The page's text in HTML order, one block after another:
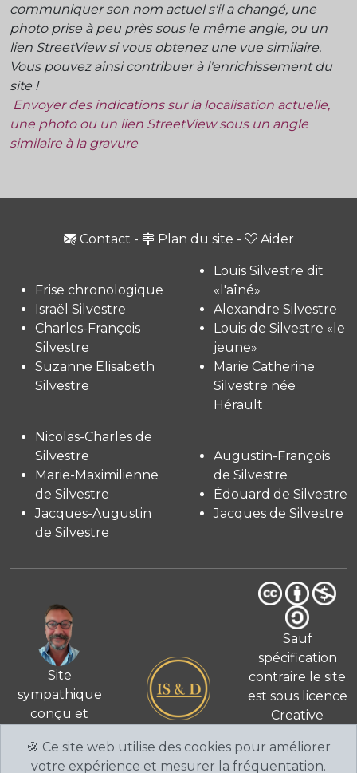
communiquer son nom actuel s'il a changé, une
photo prise à peu près sous le même angle, ou un
lien StreetView si vous obtenez une vue similaire.
Vous pouvez ainsi contribuer à l'enrichissement du
site !
Envoyer des indications sur la localisation actuelle,
une photo ou un lien StreetView sous un angle
similaire à la gravure
Contact - Plan du site - Aider
Frise chronologique
Israël Silvestre
Charles-François
Silvestre
Suzanne Elisabeth
Silvestre
Louis Silvestre dit
«l'aîné»
Alexandre Silvestre
Louis de Silvestre «le
jeune»
Marie Catherine
Silvestre née
Hérault
Nicolas-Charles de
Silvestre
Marie-Maximilienne
de Silvestre
Jacques-Augustin
de Silvestre
Augustin-François
de Silvestre
Édouard de Silvestre
Jacques de Silvestre
Site
sympathique
conçu et
par Fabien de
© 2026
Sauf
spécification
contraire le site
est sous licence
Creative
International
🍪 Ce site web utilise des cookies pour améliorer
votre expérience et mesurer la fréquentation.